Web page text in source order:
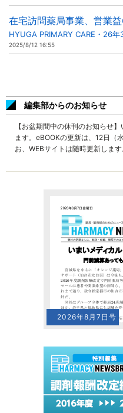
在宅訪問薬局事業、営業
HYUGA PRIMARY CARE・26年
2025/8/12 16:55
編集部からのお知らせ
【お盆期間中の休刊のお知らせ
ます。eBOOKの更新は、12日（
お、WEBサイトは随時更新します
2026年8月7日号